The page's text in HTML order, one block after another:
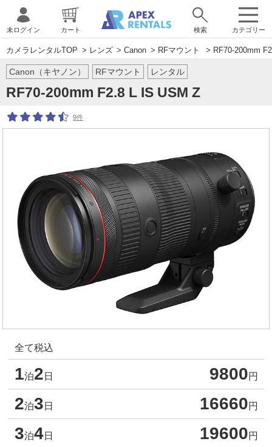
カテゴリー
未ログイン カート 検索
カメラレンタルTOP > レンズ > Canon > RFマウント > RF70-200mm
Canon（キヤノン）
RF70-200mm F2.8 L IS USM Z
RFマウント レンタル
9件
全て税込
1泊2 日 9800円
2泊3 日 16660円
3泊4日 19600円